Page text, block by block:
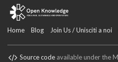
Home Blog Join Us / Unisciti a noi
Source code available under the